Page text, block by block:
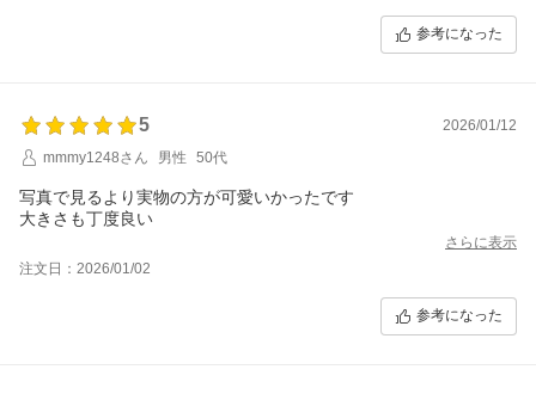
参考になった
5
2026/01/12
mmmy1248さん
男性 50代
写真で見るより実物の方が可愛いかったです
大きさも丁度良い
さらに表示
注文日：2026/01/02
参考になった